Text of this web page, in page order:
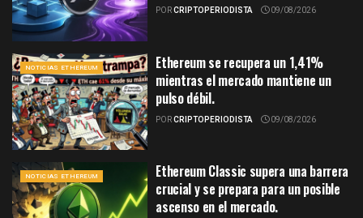
PORCRIPTOPERIODISTA 09/08/2026
NOTICIAS ETHEREUM
Ethereum se recupera un 1,41%
mientras el mercado mantiene un
pulso débil.
PORCRIPTOPERIODISTA 09/08/2026
NOTICIAS ETHEREUM
Ethereum Classic supera una barrera
crucial y se prepara para un posible
ascenso en el mercado.